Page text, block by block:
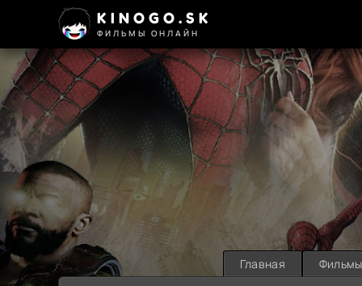
KINOGO.SK
ФИЛЬМЫ ОНЛАЙН
Главная Фильмы